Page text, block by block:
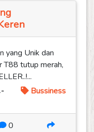
yang Unik dan
T88 tutup merah,
Bussiness
0